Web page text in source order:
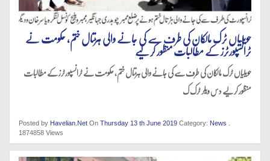
حویلیاں ٹرک مالکان کی طرف سے کی جانے والی ہڑتال ختم، حکومت نے
ٹرانسپورٹرز کے مطالبات منظور کر لیے
حویلیاں ٹرک مالکان کی طرف سے کی جانے والی ہڑتال ختم، حکومت نے ٹرانسپورٹرز کے مطالبات
منظور کر لیے دس ویلر ٹرک ک
Posted by Havelian.Net On Thursday 13 th June 2019 Category: News
1874858 Views